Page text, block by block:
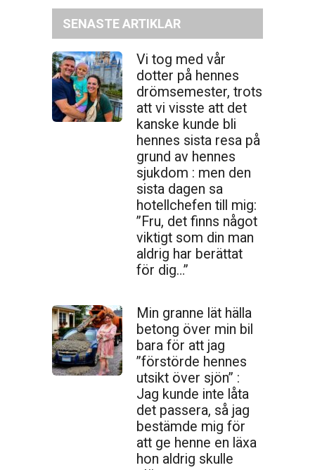
SENASTE ARTIKLAR
Vi tog med vår
dotter på hennes
drömsemester, trots
att vi visste att det
kanske kunde bli
hennes sista resa på
grund av hennes
sjukdom : men den
sista dagen sa
hotellchefen till mig:
”Fru, det finns något
viktigt som din man
aldrig har berättat
för dig…”
Min granne lät hälla
betong över min bil
bara för att jag
”förstörde hennes
utsikt över sjön” :
Jag kunde inte låta
det passera, så jag
bestämde mig för
att ge henne en läxa
hon aldrig skulle